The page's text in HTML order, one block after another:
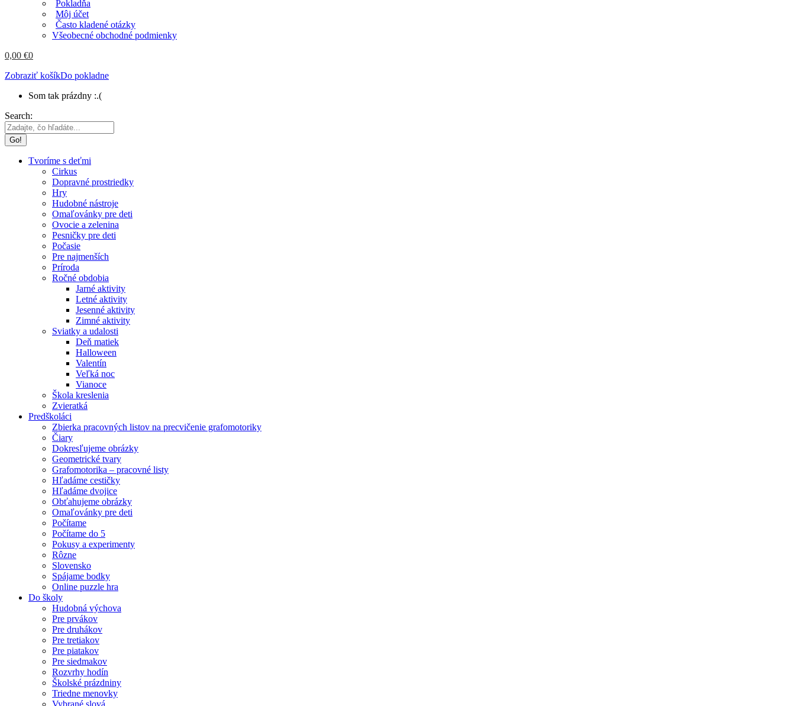
Pokladňa
Môj účet
Často kladené otázky
Všeobecné obchodné podmienky
0,00 €0
Zobraziť košíkDo pokladne
Som tak prázdny :.(
Search:
Tvoríme s deťmi
Cirkus
Dopravné prostriedky
Hry
Hudobné nástroje
Omaľovánky pre deti
Ovocie a zelenina
Pesničky pre deti
Počasie
Pre najmenších
Príroda
Ročné obdobia
Jarné aktivity
Letné aktivity
Jesenné aktivity
Zimné aktivity
Sviatky a udalosti
Deň matiek
Halloween
Valentín
Veľká noc
Vianoce
Škola kreslenia
Zvieratká
Predškoláci
Zbierka pracovných listov na precvičenie grafomotoriky
Čiary
Dokresľujeme obrázky
Geometrické tvary
Grafomotorika – pracovné listy
Hľadáme cestičky
Hľadáme dvojice
Obťahujeme obrázky
Omaľovánky pre deti
Počítame
Počítame do 5
Pokusy a experimenty
Rôzne
Slovensko
Spájame bodky
Online puzzle hra
Do školy
Hudobná výchova
Pre prvákov
Pre druhákov
Pre tretiakov
Pre piatakov
Pre siedmakov
Rozvrhy hodín
Školské prázdniny
Triedne menovky
Vybrané slová